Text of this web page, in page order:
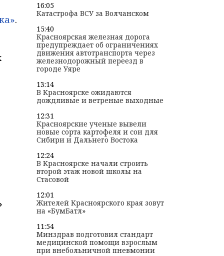
.
16:05
Катастрофа ВСУ за Волчанском
15:40
Красноярская железная дорога
предупреждает об ограничениях
движения автотранспорта через
железнодорожный переезд в
городе Уяре
13:14
В Красноярске ожидаются
дождливые и ветреные выходные
12:31
Красноярские ученые вывели
новые сорта картофеля и сои для
Сибири и Дальнего Востока
12:24
В Красноярске начали строить
второй этаж новой школы на
Стасовой
12:01
Жителей Красноярского края зовут
на «БумБатл»
11:54
Минздрав подготовил стандарт
медицинской помощи взрослым
при внебольничной пневмонии